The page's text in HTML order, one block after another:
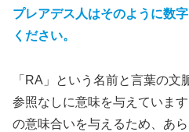
プレアデス人はそのように数
ください。
「RA」という名前と言葉の
参照なしに意味を与えていま
の意味合いを与えるため、あ